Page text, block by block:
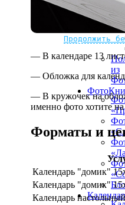
Не нашли Ваш
Мы
Продолжить
из
— В календаре 13
— Обложка для
— В кружочек на
именно фото хотите
Форматы и
Календарь "домик"
Календарь "домик"
Календарь